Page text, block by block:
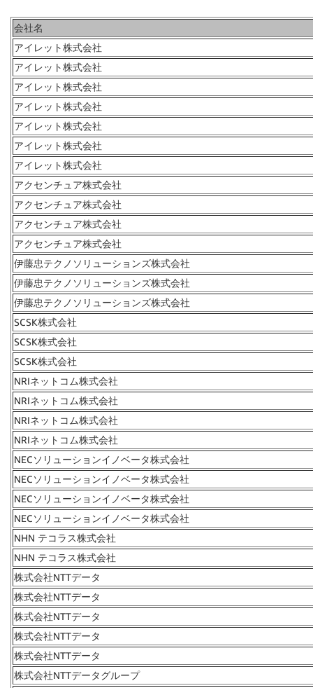
会社名
アイレット株式会社
アイレット株式会社
アイレット株式会社
アイレット株式会社
アイレット株式会社
アイレット株式会社
アイレット株式会社
アクセンチュア株式会社
アクセンチュア株式会社
アクセンチュア株式会社
アクセンチュア株式会社
伊藤忠テクノソリューションズ株式会社
伊藤忠テクノソリューションズ株式会社
伊藤忠テクノソリューションズ株式会社
SCSK株式会社
SCSK株式会社
SCSK株式会社
NRIネットコム株式会社
NRIネットコム株式会社
NRIネットコム株式会社
NRIネットコム株式会社
NECソリューションイノベータ株式会社
NECソリューションイノベータ株式会社
NECソリューションイノベータ株式会社
NECソリューションイノベータ株式会社
NHN テコラス株式会社
NHN テコラス株式会社
株式会社NTTデータ
株式会社NTTデータ
株式会社NTTデータ
株式会社NTTデータ
株式会社NTTデータ
株式会社NTTデータグループ